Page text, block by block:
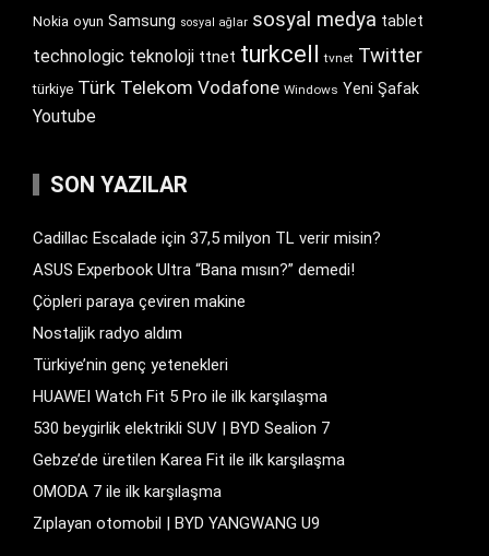
Nokia oyun Samsung sosyal ağlar sosyal medya tablet
technologic teknoloji ttnet turkcell tvnet Twitter
türkiye Türk Telekom Vodafone Windows Yeni Şafak
Youtube
SON YAZILAR
Cadillac Escalade için 37,5 milyon TL verir misin?
ASUS Experbook Ultra “Bana mısın?” demedi!
Çöpleri paraya çeviren makine
Nostaljik radyo aldım
Türkiye’nin genç yetenekleri
HUAWEI Watch Fit 5 Pro ile ilk karşılaşma
530 beygirlik elektrikli SUV | BYD Sealion 7
Gebze’de üretilen Karea Fit ile ilk karşılaşma
OMODA 7 ile ilk karşılaşma
Zıplayan otomobil | BYD YANGWANG U9